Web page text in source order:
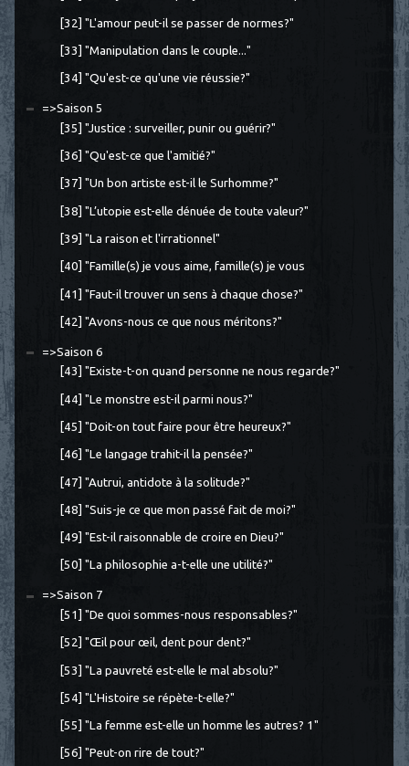
[32] "L'amour peut-il se passer de normes?"
[33] "Manipulation dans le couple..."
[34] "Qu'est-ce qu'une vie réussie?"
=>Saison 5
[35] "Justice : surveiller, punir ou guérir?"
[36] "Qu'est-ce que l'amitié?"
[37] "Un bon artiste est-il le Surhomme?"
[38] "L’utopie est-elle dénuée de toute valeur?"
[39] "La raison et l'irrationnel"
[40] "Famille(s) je vous aime, famille(s) je vous
[41] "Faut-il trouver un sens à chaque chose?"
[42] "Avons-nous ce que nous méritons?"
=>Saison 6
[43] "Existe-t-on quand personne ne nous regarde?"
[44] "Le monstre est-il parmi nous?"
[45] "Doit-on tout faire pour être heureux?"
[46] "Le langage trahit-il la pensée?"
[47] "Autrui, antidote à la solitude?"
[48] "Suis-je ce que mon passé fait de moi?"
[49] "Est-il raisonnable de croire en Dieu?"
[50] "La philosophie a-t-elle une utilité?"
=>Saison 7
[51] "De quoi sommes-nous responsables?"
[52] "Œil pour œil, dent pour dent?"
[53] "La pauvreté est-elle le mal absolu?"
[54] "L'Histoire se répète-t-elle?"
[55] "La femme est-elle un homme les autres? 1"
[56] "Peut-on rire de tout?"